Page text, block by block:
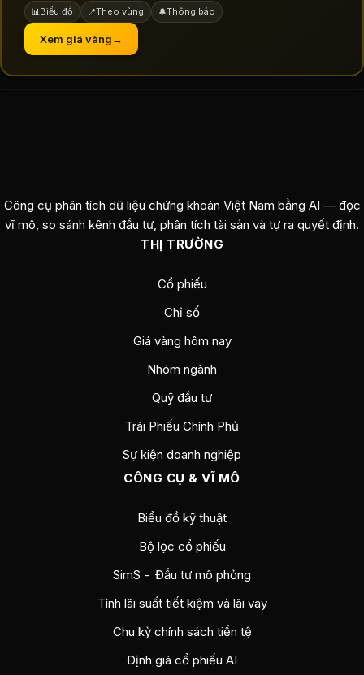
📊 Biểu đồ 📍Theo vùng 🔔Thông báo
Xem giá vàng→
Công cụ phân tích dữ liệu chứng khoán Việt Nam bằng AI — đọc
vĩ mô, so sánh kênh đầu tư, phân tích tài sản và tự ra quyết định.
THỊ TRƯỜNG
Cổ phiếu
Chỉ số
Giá vàng hôm nay
Nhóm ngành
Quỹ đầu tư
Trái Phiếu Chính Phủ
Sự kiện doanh nghiệp
CÔNG CỤ & VĨ MÔ
Biểu đồ kỹ thuật
Bộ lọc cổ phiếu
SimS - Đầu tư mô phỏng
Tính lãi suất tiết kiệm và lãi vay
Chu kỳ chính sách tiền tệ
Định giá cổ phiếu AI